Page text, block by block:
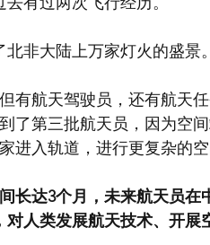
非大陆上万家灯火的盛景
航天驾驶员，还有航天
了第三批航天员，因为空
进入轨道，进行更复杂的
长达3个月，未来航天员在
人类发展航天技术、开展